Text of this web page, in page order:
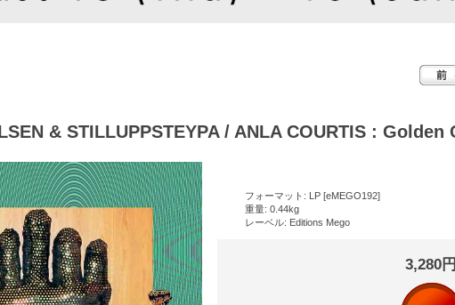
& STILLUPPSTEYPA / ANLA COURTIS :
フォーマット: LP [eMEGO192]
重量: 0.44kg
レーベル: Editions Mego
3,280